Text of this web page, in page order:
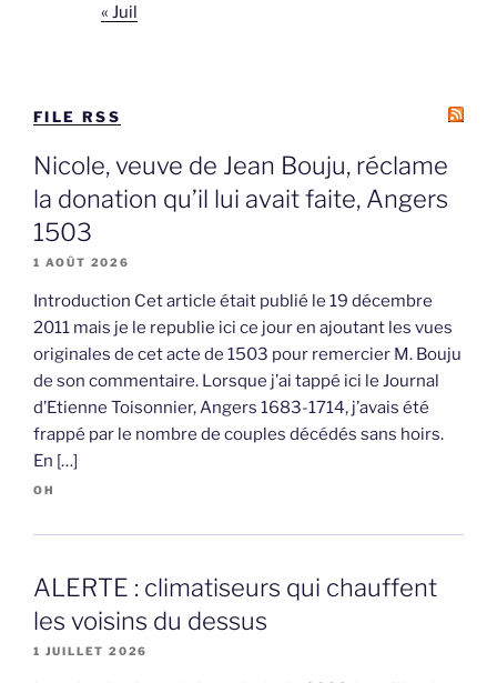
« Juil
FILE RSS
Nicole, veuve de Jean Bouju, réclame
la donation qu’il lui avait faite, Angers
1503
1 AOÛT 2026
Introduction Cet article était publié le 19 décembre
2011 mais je le republie ici ce jour en ajoutant les vues
originales de cet acte de 1503 pour remercier M. Bouju
de son commentaire. Lorsque j’ai tappé ici le Journal
d’Etienne Toisonnier, Angers 1683-1714, j’avais été
frappé par le nombre de couples décédés sans hoirs.
En […]
OH
ALERTE : climatiseurs qui chauffent
les voisins du dessus
1 JUILLET 2026